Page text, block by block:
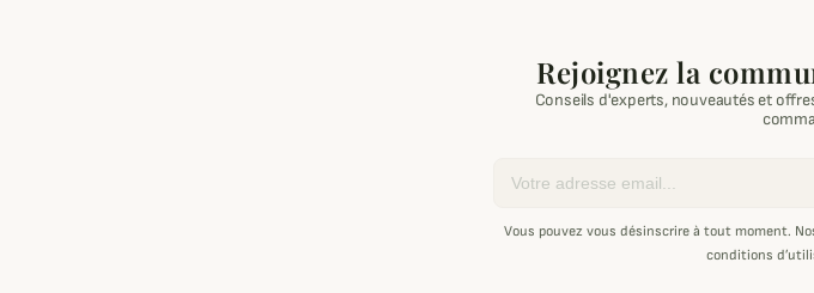
Rejoignez la
Conseils d'experts, nouveautés et
Vous pouvez vous désinscrire à tout moment.
conditions